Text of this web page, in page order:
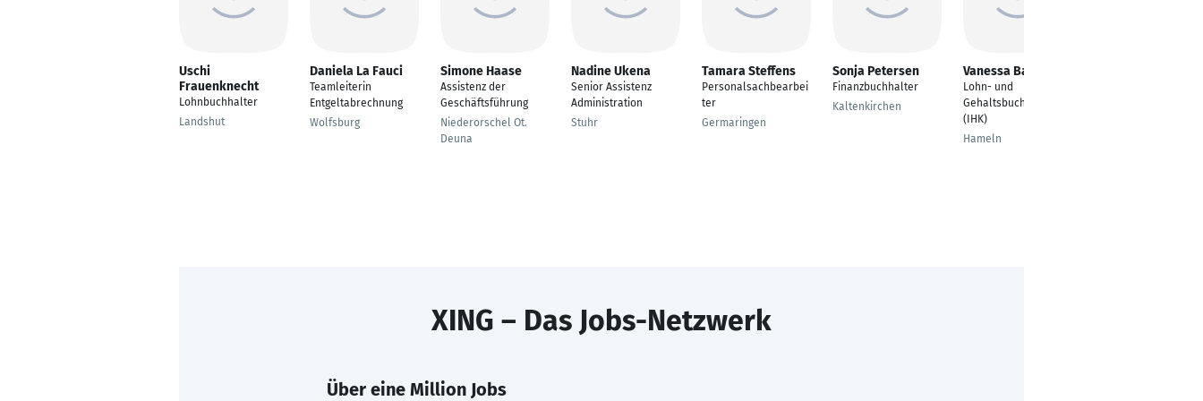
Uschi
Frauenknecht
Lohnbuchhalter
Landshut
Daniela La Fauci
Teamleiterin
Entgeltabrechnung
Wolfsburg
Simone Haase
Assistenz der
Geschäftsführung
Niederorschel Ot.
Deuna
Nadine Ukena
Senior Assistenz
Administration
Stuhr
Tamara Steffens
Personalsachbearbei
ter
Germaringen
Sonja Petersen
Finanzbuchhalter
Kaltenkirchen
Vanessa Basse
Lohn- und
Gehaltsbuchhalterin
(IHK)
Hameln
XING – Das Jobs-Netzwerk
Über eine Million Jobs